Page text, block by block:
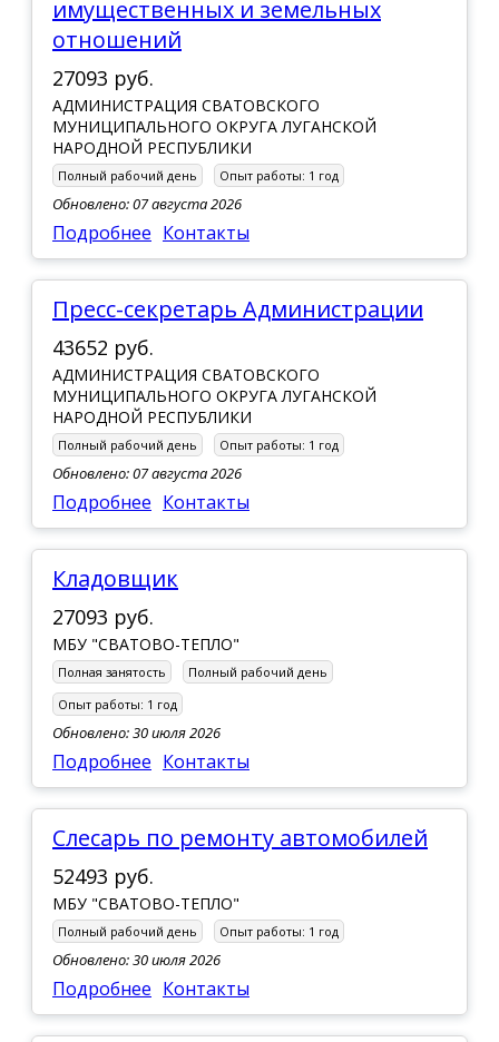
имущественных и земельных
отношений
27093 руб.
АДМИНИСТРАЦИЯ СВАТОВСКОГО
МУНИЦИПАЛЬНОГО ОКРУГА ЛУГАНСКОЙ
НАРОДНОЙ РЕСПУБЛИКИ
Полный рабочий день Опыт работы: 1 год
Обновлено: 07 августа 2026
Подробнее Контакты
Пресс-секретарь Администрации
43652 руб.
АДМИНИСТРАЦИЯ СВАТОВСКОГО
МУНИЦИПАЛЬНОГО ОКРУГА ЛУГАНСКОЙ
НАРОДНОЙ РЕСПУБЛИКИ
Полный рабочий день Опыт работы: 1 год
Обновлено: 07 августа 2026
Подробнее Контакты
Кладовщик
27093 руб.
МБУ "СВАТОВО-ТЕПЛО"
Полная занятость
Полный рабочий день
Опыт работы: 1 год
Обновлено: 30 июля 2026
Подробнее Контакты
Слесарь по ремонту автомобилей
52493 руб.
МБУ "СВАТОВО-ТЕПЛО"
Полный рабочий день Опыт работы: 1 год
Обновлено: 30 июля 2026
Подробнее Контакты